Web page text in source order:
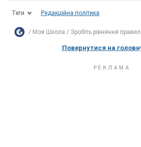
Теги Редакційна політика
Моя Школа Зробіть рівняння
Повернутися на